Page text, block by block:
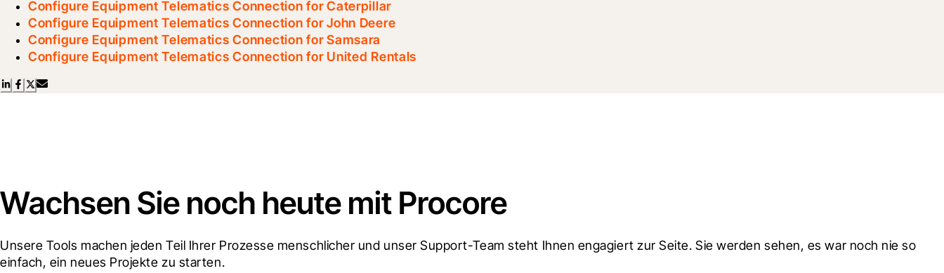
Configure Equipment Telematics Connection for Caterpillar
Configure Equipment Telematics Connection for John Deere
Configure Equipment Telematics Connection for Samsara
Configure Equipment Telematics Connection for United Rentals
Wachsen Sie noch heute mit Procore
Unsere Tools machen jeden Teil Ihrer Prozesse menschlicher und unser Support-Team steht Ihnen engagiert zur Seite. Sie werden sehen, es war noch nie so
einfach, ein neues Projekte zu starten.